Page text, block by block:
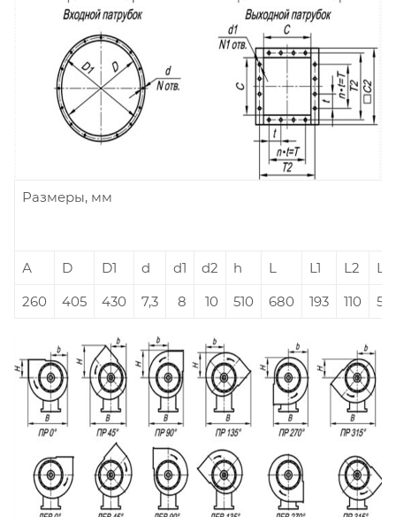
Размеры, мм
А D D1 d d1 d2 h L L1 L2
L3
260
405 430 7,3 8 10 510 680 193 110